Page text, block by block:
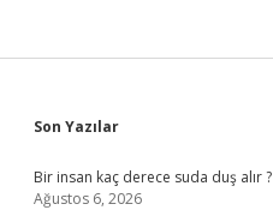
Sidebar
Son Yazılar
Bir insan kaç derece suda duş alır ?
Ağustos 6, 2026